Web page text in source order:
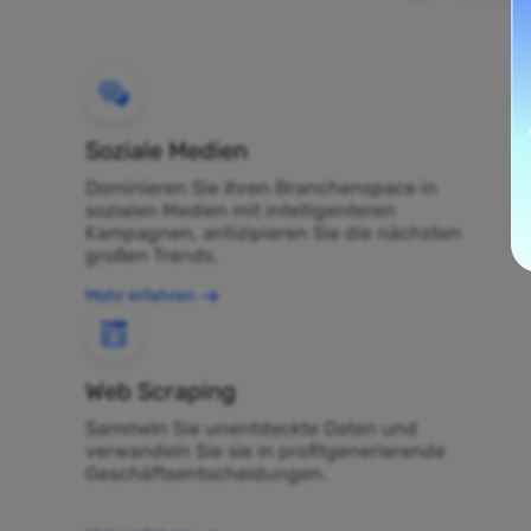
Soziale Medien
Dominieren Sie Ihren Branchenspace in
sozialen Medien mit intelligenteren
Kampagnen, antizipieren Sie die nächsten
großen Trends.
Mehr erfahren
Web Scraping
Sammeln Sie unentdeckte Daten und
verwandeln Sie sie in profitgenerierende
Geschäftsentscheidungen.